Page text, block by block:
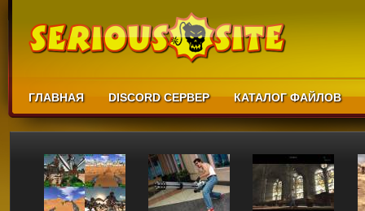
ГЛАВНАЯ DISCORD СЕРВЕР КАТАЛОГ ФАЙЛОВ